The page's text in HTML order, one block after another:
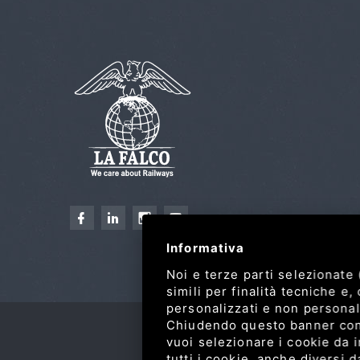
Informativa
Noi e terze parti selezionate
simili per finalità tecniche e,
personalizzati e non
Chiudendo questo banner
vuoi selezionare i cookie da